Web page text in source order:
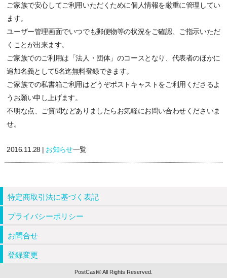
ご家族で安心してご利用いただくために個人情報を厳重に管理してい
ます。
ユーザー管理画面でいつでも郵便物等の状況をご確認、ご指示いただ
くことが出来ます。
ご家族でのご利用は「法人・団体」のコースとなり、代表者のほかに
追加名義として5名迄無料登録できます。
ご家族での私書箱ご利用はどうぞポストキャストをご利用くださるよ
うお願い申し上げます。
不明な点、ご質問などありましたらお気軽にお問い合わせくださいま
せ。
2016.11.28 | お知らせ一覧
特定商取引法に基づく表記
プライバシーポリシー
お問合せ
登録変更
PostCast® All Rights Reserved.